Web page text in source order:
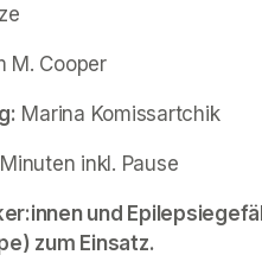
M. Cooper
Marina Komissartchik
inkl. Pause
und
zum Einsatz.